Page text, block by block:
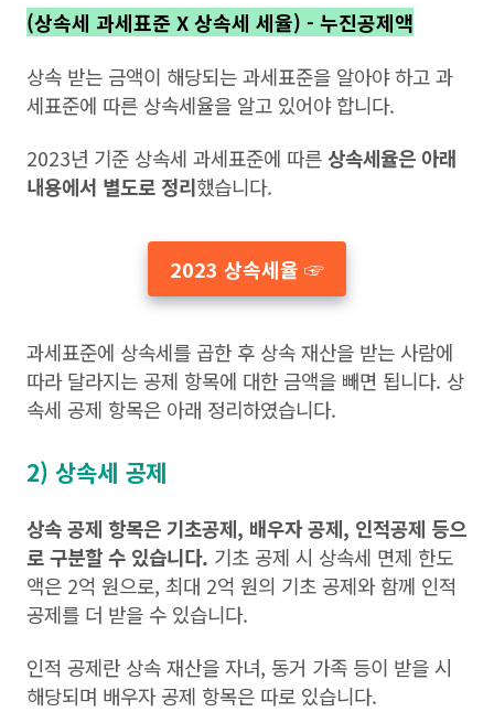
(상속세 과세표준 X 상속세 세율) - 누진공제액
상속 받는 금액이 해당되는 과세표준을 알아야 하고 과
세표준에 따른 상속세율을 알고 있어야 합니다.
2023년 기준 상속세 과세표준에 따른상속세율은 아래
내용에서 별도로 정리했습니다.
2023 상속세율 ☞
과세표준에 상속세를 곱한 후 상속 재산을 받는 사람에
따라 달라지는 공제 항목에 대한 금액을 빼면 됩니다. 상
속세 공제 항목은 아래 정리하였습니다.
2) 상속세 공제
상속 공제 항목은 기초공제, 배우자 공제, 인적공제 등으
로 구분할 수 있습니다. 기초 공제 시 상속세 면제 한도
액은 2억 원으로, 최대 2억 원의 기초 공제와 함께 인적
공제를 더 받을 수 있습니다.
인적 공제란 상속 재산을 자녀, 동거 가족 등이 받을 시
해당되며 배우자 공제 항목은 따로 있습니다.